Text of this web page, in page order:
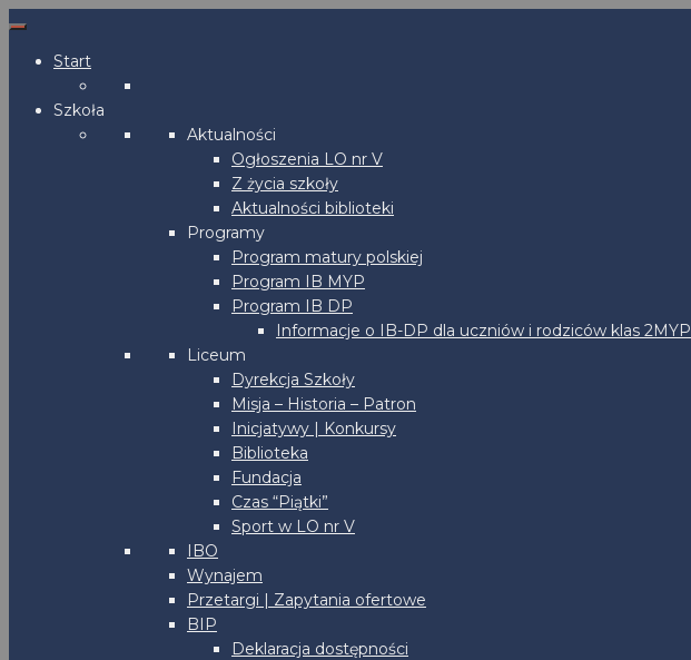
Start
Szkoła
Aktualności
Ogłoszenia LO nr V
Z życia szkoły
Aktualności biblioteki
Programy
Program matury polskiej
Program IB MYP
Program IB DP
Informacje o IB-DP dla uczniów i rodziców klas 2MYP
Liceum
Dyrekcja Szkoły
Misja – Historia – Patron
Inicjatywy | Konkursy
Biblioteka
Fundacja
Czas “Piątki”
Sport w LO nr V
IBO
Wynajem
Przetargi | Zapytania ofertowe
BIP
Deklaracja dostępności